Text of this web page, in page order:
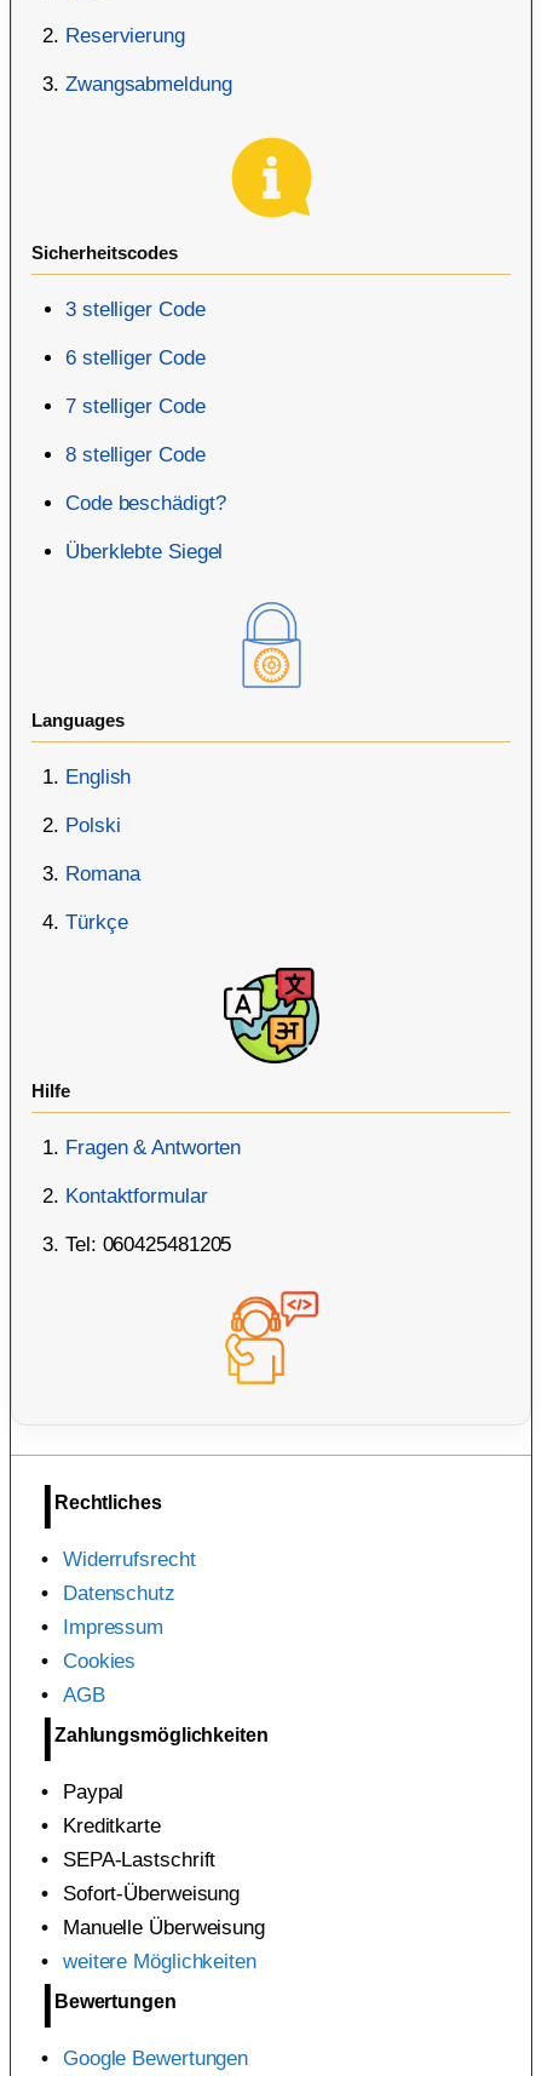
Reservierung
Zwangsabmeldung
Sicherheitscodes
3 stelliger Code
6 stelliger Code
7 stelliger Code
8 stelliger Code
Code beschädigt?
Überklebte Siegel
Languages
English
Polski
Romana
Türkçe
Hilfe
Fragen & Antworten
Kontaktformular
Tel: 060425481205
Rechtliches
Widerrufsrecht
Datenschutz
Impressum
Cookies
AGB
Zahlungsmöglichkeiten
Paypal
Kreditkarte
SEPA-Lastschrift
Sofort-Überweisung
Manuelle Überweisung
weitere Möglichkeiten
Bewertungen
Google Bewertungen